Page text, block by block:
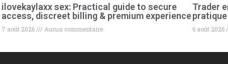
ilovekaylaxx sex: Practical guide to secure
access, discreet billing & premium experience
7 août 2026 Aucun commentaire
Trader
pratique
6 août 2026